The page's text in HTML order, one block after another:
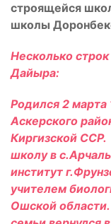
строящейся
школы
Несколько
Дайыра:
Родился 2
Аскерского
Киргизской
школу в
институт
учителем
Ошской области.